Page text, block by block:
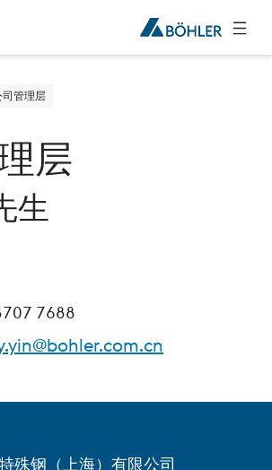
司管理层
层
生
7688
殊钢（上海）有限公司